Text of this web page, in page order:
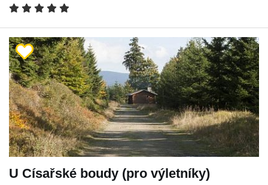
U Císařské boudy (pro výletníky)